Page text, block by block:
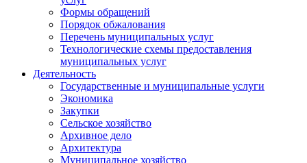
Формы обращений
Порядок обжалования
Перечень муниципальных услуг
Технологические схемы предоставления
муниципальных услуг
Деятельность
Государственные и муниципальные услуги
Экономика
Закупки
Сельское хозяйство
Архивное дело
Архитектура
Муниципальное хозяйство